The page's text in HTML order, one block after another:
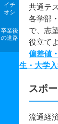
イチ
オシ
卒業後
の進路
共通テ
各学部
で、志
役立て
偏差値
生・大学
スポ
流通経